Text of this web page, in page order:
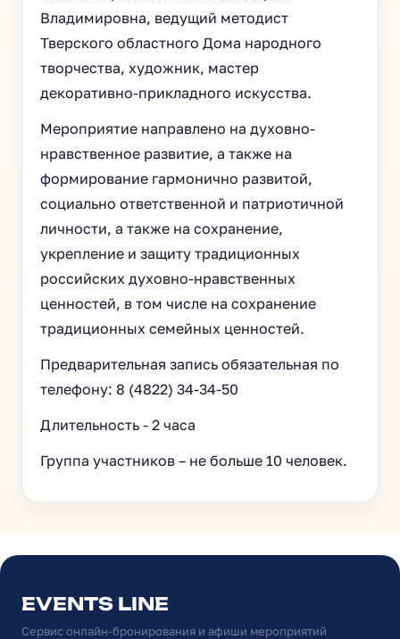
Владимировна, ведущий методист
Тверского областного Дома народного
творчества, художник, мастер
декоративно-прикладного искусства.
Мероприятие направлено на духовно-
нравственное развитие, а также на
формирование гармонично развитой,
социально ответственной и патриотичной
личности, а также на сохранение,
укрепление и защиту традиционных
российских духовно-нравственных
ценностей, в том числе на сохранение
традиционных семейных ценностей.
Предварительная запись обязательная по
телефону: 8 (4822) 34-34-50
Длительность - 2 часа
Группа участников – не больше 10 человек.
EVENTS LINE
Сервис онлайн-бронирования и афиши мероприятий